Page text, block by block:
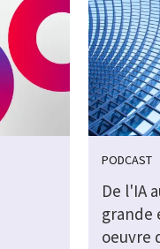
PODCAST
De l'IA
grande
oeuvre